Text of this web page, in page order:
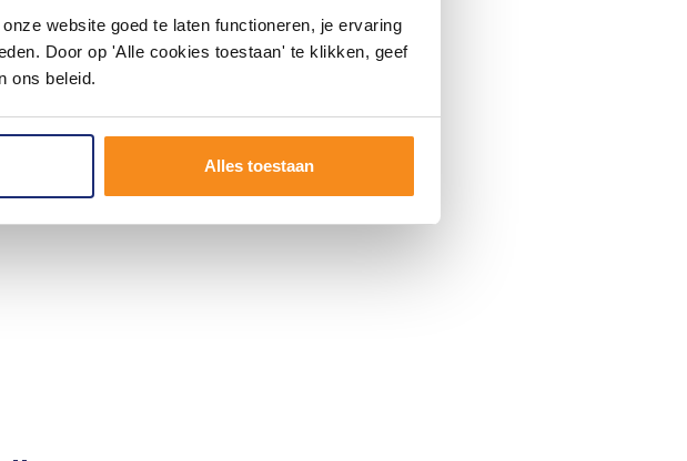
website goed te laten functioneren, je ervaring
Door op 'Alle cookies toestaan' te klikken, geef
ons beleid.
Alles toestaan